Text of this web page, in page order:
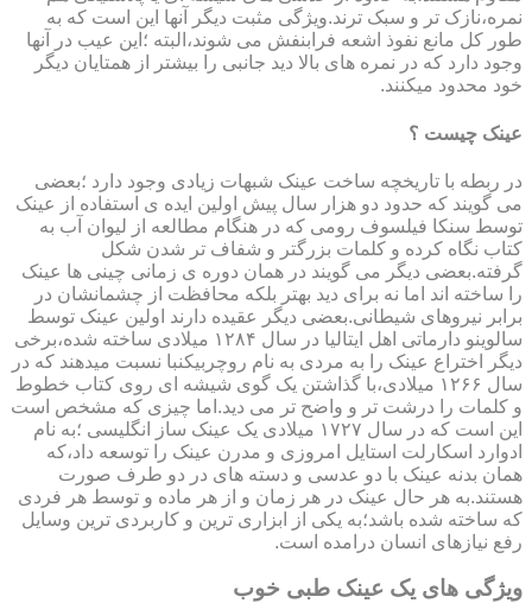
نمره،نازک تر و سبک ترند.ویژگی مثبت دیگر آنها این است که به
طور کل مانع نفوذ اشعه فرابنفش می شوند،البته ؛این عیب در آنها
وجود دارد که در نمره های بالا دید جانبی را بیشتر از همتایان دیگر
خود محدود میکنند.
عینک چیست ؟
در ربطه با تاریخچه ساخت عینک شبهات زیادی وجود دارد ؛بعضی
می گویند که حدود دو هزار سال پیش اولین ایده ی استفاده از عینک
توسط سنکا فیلسوف رومی که در هنگام مطالعه از لیوان آب به
کتاب نگاه کرده و کلمات بزرگتر و شفاف تر شدن شکل
گرفته.بعضی دیگر می گویند در همان دوره ی زمانی چینی ها عینک
را ساخته اند اما نه برای دید بهتر بلکه محافظت از چشمانشان در
برابر نیروهای شیطانی.بعضی دیگر عقیده دارند اولین عینک توسط
سالوینو دارماتی اهل ایتالیا در سال ۱۲۸۴ میلادی ساخته شده،برخی
دیگر اختراع عینک را به مردی به نام روچربیکنبا نسبت میدهند که در
سال ۱۲۶۶ میلادی،با گذاشتن یک گوی شیشه ای روی کتاب خطوط
و کلمات را درشت تر و واضح تر می دید.اما چیزی که مشخص است
این است که در سال ۱۷۲۷ میلادی یک عینک ساز انگلیسی ؛به نام
ادوارد اسکارلت استایل امروزی و مدرن عینک را توسعه داد،که
همان بدنه عینک با دو عدسی و دسته های در دو طرف صورت
هستند.به هر حال عینک در هر زمان و از هر ماده و توسط هر فردی
که ساخته شده باشد؛به یکی از ابزاری ترین و کاربردی ترین وسایل
رفع نیازهای انسان درامده است.
ویژگی های یک عینک طبی خوب